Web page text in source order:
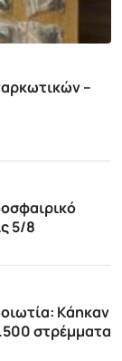
–
5/8
Kάηκαν
στρέμματα